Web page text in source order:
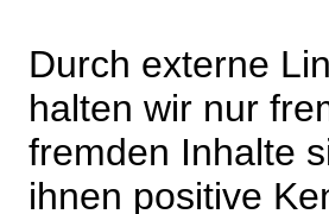
Durch externe
halten wir nur
fremden Inhalte
ihnen positive